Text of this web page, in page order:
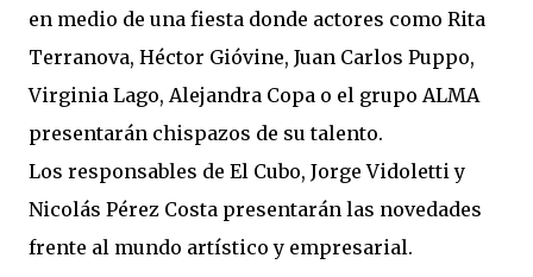
en medio de una fiesta donde actores como Rita
Terranova, Héctor Gióvine, Juan Carlos Puppo,
Virginia Lago, Alejandra Copa o el grupo ALMA
presentarán chispazos de su talento.
Los responsables de El Cubo, Jorge Vidoletti y
Nicolás Pérez Costa presentarán las novedades
frente al mundo artístico y empresarial.